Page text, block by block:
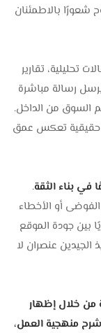
شعورًا بالاطمئنان
تحليلية، تقارير
رسالة مباشرة
السوق من الداخل.
حقيقية تعكس عمق
في بناء الثقة.
أو الأخطاء
بين جودة الموقع
الجيدين عنصران لا
من خلال إظهار
شرح منهجية العمل،